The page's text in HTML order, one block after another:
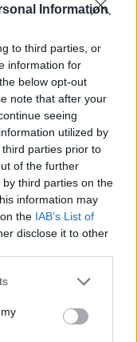
Information
to third parties, or
information for
below opt-out
note that after your
seeing
utilized by
parties prior to
of the further
third parties on the
information may
the IAB’s List of
disclose it to other
φαγητό στο
ηλιοβασίλεμα